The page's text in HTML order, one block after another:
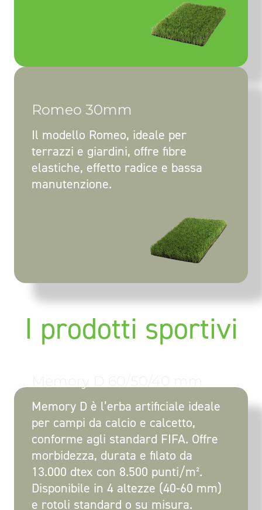
Romeo 30mm
Il modello Romeo, ideale per
terrazzi e giardini, offre fibre
elastiche, effetto radice e bassa
manutenzione.
I prodotti sportivi
Memory D è l’erba artificiale ideale
per campi da calcio e calcetto,
conforme agli standard FIFA. Offre
morbidezza, durata e filato da
13.000 dtex con 8.500 punti/m².
Disponibile in 4 altezze (40-60 mm)
e rotoli standard o su misura.